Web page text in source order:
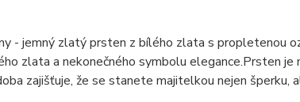
- jemný zlatý prsten z bílého zlata s propletenou
zlata a nekonečného symbolu elegance.Prsten
zajišťuje, že se stanete majitelkou nejen šperku,